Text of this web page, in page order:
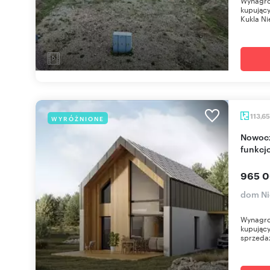
Kukla
WYRÓŻNIONE
Nowoczesny dom w Niezdowie z dużą działką i
965
dom